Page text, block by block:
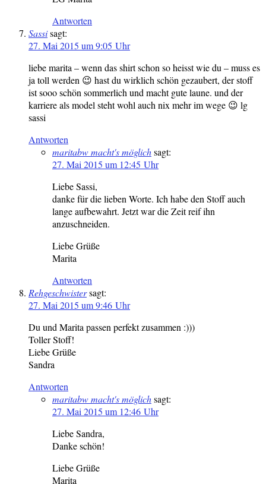
Antworten
Sassisagt:
27. Mai 2015 um 9:05 Uhr
liebe marita – wenn das shirt schon so heisst wie du – muss es
ja toll werden 😉 hast du wirklich schön gezaubert, der stoff
ist sooo schön sommerlich und macht gute laune. und der
karriere als model steht wohl auch nix mehr im wege 😉 lg
sassi
Antworten
maritabw macht's möglichsagt:
27. Mai 2015 um 12:45 Uhr
Liebe Sassi,
danke für die lieben Worte. Ich habe den Stoff auch
lange aufbewahrt. Jetzt war die Zeit reif ihn
anzuschneiden.
Liebe Grüße
Marita
Antworten
Rehgeschwistersagt:
27. Mai 2015 um 9:46 Uhr
Du und Marita passen perfekt zusammen :)))
Toller Stoff!
Liebe Grüße
Sandra
Antworten
maritabw macht's möglichsagt:
27. Mai 2015 um 12:46 Uhr
Liebe Sandra,
Danke schön!
Liebe Grüße
Marita